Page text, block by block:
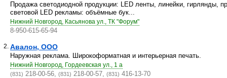
Продажа светодиодной продукции: LED ленты, линейки, гирлянды,
световой LED рекламы: объёмные бук...
Нижний Новгород, Касьянова ул., ТК "Форум"
8-950-615-65-94
2. Авалон, ООО
Наружная реклама. Широкоформатная и интерьерная печать.
Нижний Новгород, Гордеевская ул., 1 а
(831) 218-00-56, (831) 218-00-57, (831) 416-13-70